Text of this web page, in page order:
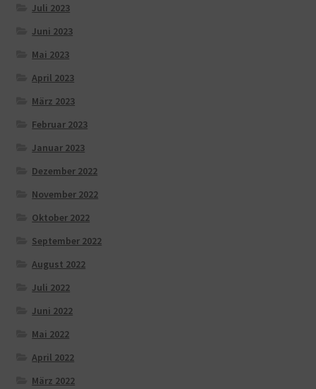
Juli 2023
Juni 2023
Mai 2023
April 2023
März 2023
Februar 2023
Januar 2023
Dezember 2022
November 2022
Oktober 2022
September 2022
August 2022
Juli 2022
Juni 2022
Mai 2022
April 2022
März 2022